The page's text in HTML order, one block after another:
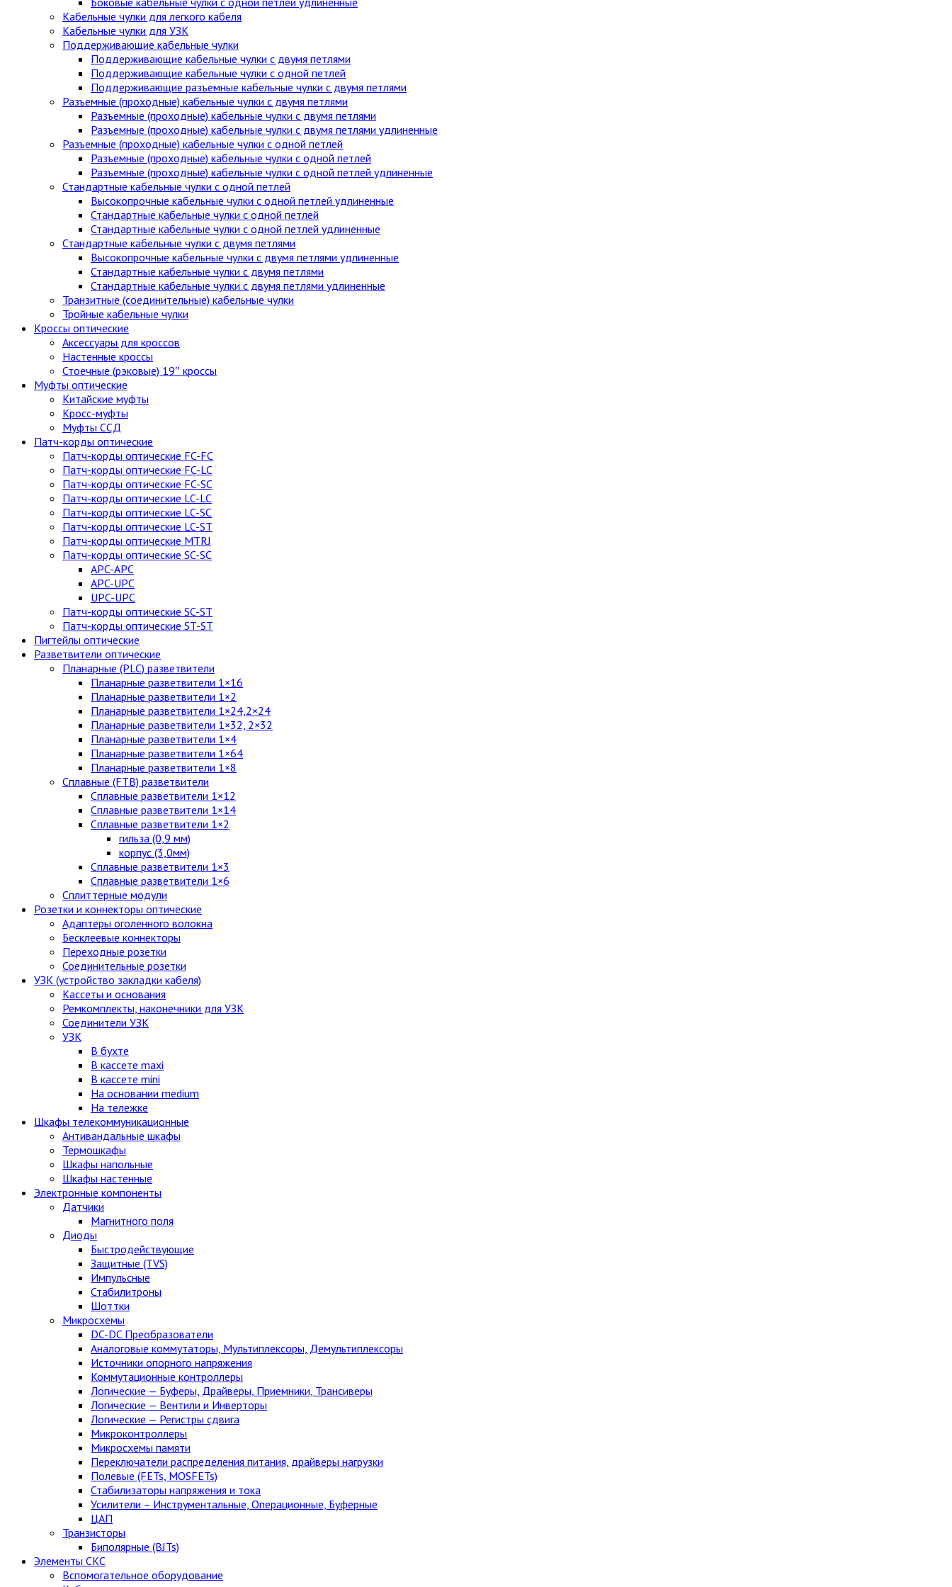
Кабельные чулки для легкого кабеля
Кабельные чулки для УЗК
Поддерживающие кабельные чулки
Поддерживающие кабельные чулки с двумя петлями
Поддерживающие кабельные чулки с одной петлей
Поддерживающие разъемные кабельные чулки с двумя петлями
Разъемные (проходные) кабельные чулки с двумя петлями
Разъемные (проходные) кабельные чулки с двумя петлями
Разъемные (проходные) кабельные чулки с двумя петлями удлиненные
Разъемные (проходные) кабельные чулки с одной петлей
Разъемные (проходные) кабельные чулки с одной петлей
Разъемные (проходные) кабельные чулки с одной петлей удлиненные
Стандартные кабельные чулки c одной петлей
Высокопрочные кабельные чулки с одной петлей удлиненные
Стандартные кабельные чулки с одной петлей
Стандартные кабельные чулки с одной петлей удлиненные
Стандартные кабельные чулки с двумя петлями
Высокопрочные кабельные чулки с двумя петлями удлиненные
Стандартные кабельные чулки с двумя петлями
Стандартные кабельные чулки с двумя петлями удлиненные
Транзитные (соединительные) кабельные чулки
Тройные кабельные чулки
Кроссы оптические
Аксессуары для кроссов
Настенные кроссы
Стоечные (рэковые) 19″ кроссы
Муфты оптические
Китайские муфты
Кросс-муфты
Муфты ССД
Патч-корды оптические
Патч-корды оптические FC-FC
Патч-корды оптические FC-LC
Патч-корды оптические FC-SC
Патч-корды оптические LC-LC
Патч-корды оптические LC-SC
Патч-корды оптические LC-ST
Патч-корды оптические MTRJ
Патч-корды оптические SC-SC
APC-APC
APC-UPC
UPC-UPC
Патч-корды оптические SC-ST
Патч-корды оптические ST-ST
Пигтейлы оптические
Разветвители оптические
Планарные (PLC) разветвители
Планарные разветвители 1×16
Планарные разветвители 1×2
Планарные разветвители 1×24,2×24
Планарные разветвители 1×32, 2×32
Планарные разветвители 1×4
Планарные разветвители 1×64
Планарные разветвители 1×8
Сплавные (FTB) разветвители
Сплавные разветвители 1×12
Сплавные разветвители 1×14
Сплавные разветвители 1×2
гильза (0,9 мм)
корпус (3,0мм)
Сплавные разветвители 1×3
Сплавные разветвители 1×6
Сплиттерные модули
Розетки и коннекторы оптические
Адаптеры оголенного волокна
Бесклеевые коннекторы
Переходные розетки
Соединительные розетки
УЗК (устройство закладки кабеля)
Кассеты и основания
Ремкомплекты, наконечники для УЗК
Соединители УЗК
УЗК
В бухте
В кассете maxi
В кассете mini
На основании medium
На тележке
Шкафы телекоммуникационные
Антивандальные шкафы
Термошкафы
Шкафы напольные
Шкафы настенные
Электронные компоненты
Датчики
Магнитного поля
Диоды
Быстродействующие
Защитные (TVS)
Импульсные
Стабилитроны
Шоттки
Микросхемы
DC-DC Преобразователи
Аналоговые коммутаторы, Мультиплексоры, Демультиплексоры
Источники опорного напряжения
Коммутационные контроллеры
Логические — Буферы, Драйверы, Приемники, Трансиверы
Логические — Вентили и Инверторы
Логические — Регистры сдвига
Микроконтроллеры
Микросхемы памяти
Переключатели распределения питания, драйверы нагрузки
Полевые (FETs, MOSFETs)
Стабилизаторы напряжения и тока
Усилители – Инструментальные, Операционные, Буферные
ЦАП
Транзисторы
Биполярные (BJTs)
Элементы СКС
Вспомогательное оборудование